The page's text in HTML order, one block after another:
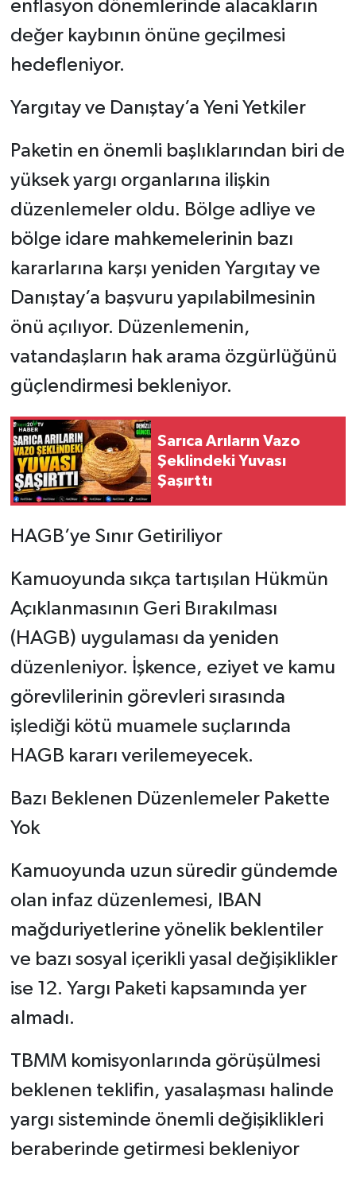
enflasyon dönemlerinde alacakların
değer kaybının önüne geçilmesi
hedefleniyor.
Yargıtay ve Danıştay’a Yeni Yetkiler
Paketin en önemli başlıklarından biri de
yüksek yargı organlarına ilişkin
düzenlemeler oldu. Bölge adliye ve
bölge idare mahkemelerinin bazı
kararlarına karşı yeniden Yargıtay ve
Danıştay’a başvuru yapılabilmesinin
önü açılıyor. Düzenlemenin,
vatandaşların hak arama özgürlüğünü
güçlendirmesi bekleniyor.
Sarıca Arıların Vazo
Şeklindeki Yuvası
Şaşırttı
HAGB’ye Sınır Getiriliyor
Kamuoyunda sıkça tartışılan Hükmün
Açıklanmasının Geri Bırakılması
(HAGB) uygulaması da yeniden
düzenleniyor. İşkence, eziyet ve kamu
görevlilerinin görevleri sırasında
işlediği kötü muamele suçlarında
HAGB kararı verilemeyecek.
Bazı Beklenen Düzenlemeler Pakette
Yok
Kamuoyunda uzun süredir gündemde
olan infaz düzenlemesi, IBAN
mağduriyetlerine yönelik beklentiler
ve bazı sosyal içerikli yasal değişiklikler
ise 12. Yargı Paketi kapsamında yer
almadı.
TBMM komisyonlarında görüşülmesi
beklenen teklifin, yasalaşması halinde
yargı sisteminde önemli değişiklikleri
beraberinde getirmesi bekleniyor